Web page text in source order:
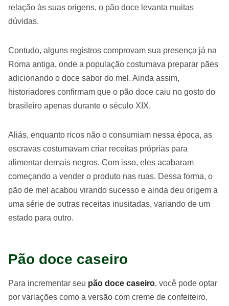
relação às suas origens, o pão doce levanta muitas
dúvidas.
Contudo, alguns registros comprovam sua presença já na
Roma antiga, onde a população costumava preparar pães
adicionando o doce sabor do mel. Ainda assim,
historiadores confirmam que o pão doce caiu no gosto do
brasileiro apenas durante o século XIX.
Aliás, enquanto ricos não o consumiam nessa época, as
escravas costumavam criar receitas próprias para
alimentar demais negros. Com isso, eles acabaram
começando a vender o produto nas ruas. Dessa forma, o
pão de mel acabou virando sucesso e ainda deu origem a
uma série de outras receitas inusitadas, variando de um
estado para outro.
Pão doce caseiro
Para incrementar seu pão doce caseiro, você pode optar
por variações como a versão com creme de confeiteiro,